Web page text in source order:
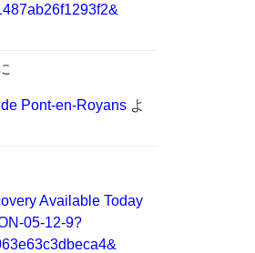
Pont-en-Royansよ
Available Today
05-12-9?